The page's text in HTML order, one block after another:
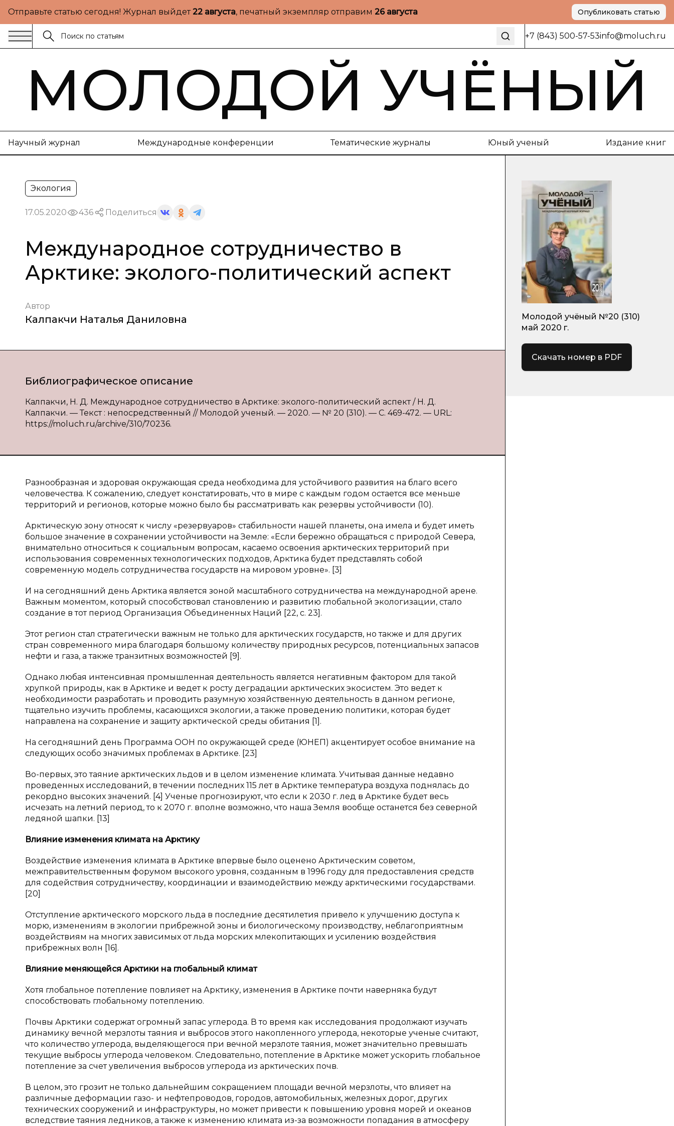
Отправьте статью сегодня! Журнал выйдет22 августа, печатный экземпляр отправим 26 августа Опубликовать статью
+7 (843) 500-57-53info@moluch.ru
МОЛОДОЙ УЧЁНЫЙ
Научный журнал Международные конференции Тематические журналы Юный ученый Издание книг
Экология
17.05.2020 436 Поделиться
Международное сотрудничество в
Арктике: эколого-политический аспект
Автор
Калпакчи Наталья Даниловна
Библиографическое описание
Калпакчи, Н. Д. Международное сотрудничество в Арктике: эколого-политический аспект / Н. Д.
Калпакчи. — Текст : непосредственный // Молодой ученый. — 2020. — № 20 (310). — С. 469-472. — URL:
https://moluch.ru/archive/310/70236.
Разнообразная и здоровая окружающая среда необходима для устойчивого развития на благо всего
человечества. К сожалению, следует констатировать, что в мире с каждым годом остается все меньше
территорий и регионов, которые можно было бы рассматривать как резервы устойчивости (10).
Арктическую зону относят к числу «резервуаров» стабильности нашей планеты, она имела и будет иметь
большое значение в сохранении устойчивости на Земле: «Если бережно обращаться с природой Севера,
внимательно относиться к социальным вопросам, касаемо освоения арктических территорий при
использования современных технологических подходов, Арктика будет представлять собой
современную модель сотрудничества государств на мировом уровне». [3]
И на сегодняшний день Арктика является зоной масштабного сотрудничества на международной арене.
Важным моментом, который способствовал становлению и развитию глобальной экологизации, стало
создание в тот период Организация Объединенных Наций [22, с. 23].
Этот регион стал стратегически важным не только для арктических государств, но также и для других
стран современного мира благодаря большому количеству природных ресурсов, потенциальных запасов
нефти и газа, а также транзитных возможностей [9].
Однако любая интенсивная промышленная деятельность является негативным фактором для такой
хрупкой природы, как в Арктике и ведет к росту деградации арктических экосистем. Это ведет к
необходимости разработать и проводить разумную хозяйственную деятельность в данном регионе,
тщательно изучить проблемы, касающихся экологии, а также проведению политики, которая будет
направлена на сохранение и защиту арктической среды обитания [1].
На сегодняшний день Программа ООН по окружающей среде (ЮНЕП) акцентирует особое внимание на
следующих особо значимых проблемах в Арктике. [23]
Во-первых, это таяние арктических льдов и в целом изменение климата. Учитывая данные недавно
проведенных исследований, в течении последних 115 лет в Арктике температура воздуха поднялась до
рекордно высоких значений. [4] Ученые прогнозируют, что если к 2030 г. лед в Арктике будет весь
исчезать на летний период, то к 2070 г. вполне возможно, что наша Земля вообще останется без северной
ледяной шапки. [13]
Влияние изменения климата на Арктику
Воздействие изменения климата в Арктике впервые было оценено Арктическим советом,
межправительственным форумом высокого уровня, созданным в 1996 году для предоставления средств
для содействия сотрудничеству, координации и взаимодействию между арктическими государствами.
[20]
Отступление арктического морского льда в последние десятилетия привело к улучшению доступа к
морю, изменениям в экологии прибрежной зоны и биологическому производству, неблагоприятным
воздействиям на многих зависимых от льда морских млекопитающих и усилению воздействия
прибрежных волн [16].
Влияние меняющейся Арктики на глобальный климат
Хотя глобальное потепление повлияет на Арктику, изменения в Арктике почти наверняка будут
способствовать глобальному потеплению.
Почвы Арктики содержат огромный запас углерода. В то время как исследования продолжают изучать
динамику вечной мерзлоты таяния и выбросов этого накопленного углерода, некоторые ученые считают,
что количество углерода, выделяющегося при вечной мерзлоте таяния, может значительно превышать
текущие выбросы углерода человеком. Следовательно, потепление в Арктике может ускорить глобальное
потепление за счет увеличения выбросов углерода из арктических почв.
В целом, это грозит не только дальнейшим сокращением площади вечной мерзлоты, что влияет на
различные деформации газо- и нефтепроводов, городов, автомобильных, железных дорог, других
технических сооружений и инфраструктуры, но может привести к повышению уровня морей и океанов
вследствие таяния ледников, а также к изменению климата из-за возможности попадания в атмосферу
Молодой учёный №20 (310)
май 2020 г.
Скачать номер в PDF